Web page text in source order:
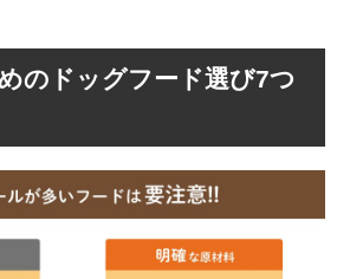
のドッグフード選び7つ